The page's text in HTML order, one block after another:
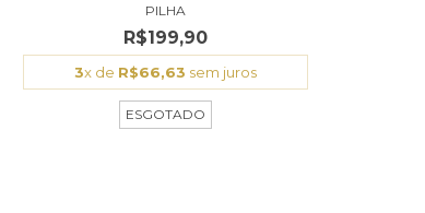
PILHA
R$199,90
3x de R$66,63 sem juros
ESGOTADO